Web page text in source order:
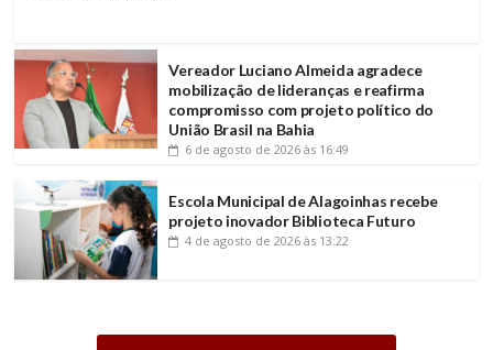
Vereador Luciano Almeida agradece
mobilização de lideranças e reafirma
compromisso com projeto político do
União Brasil na Bahia
6 de agosto de 2026 às 16:49
Escola Municipal de Alagoinhas recebe
projeto inovador Biblioteca Futuro
4 de agosto de 2026 às 13:22